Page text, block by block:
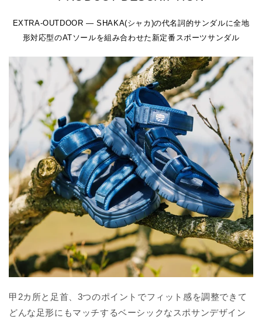
EXTRA-OUTDOOR ― SHAKA(シャカ)の代名詞的サンダルに全地
形対応型のATソールを組み合わせた新定番スポーツサンダル
甲2カ所と足首、3つのポイントでフィット感を調整できて
どんな足形にもマッチするベーシックなスポサンデザイン